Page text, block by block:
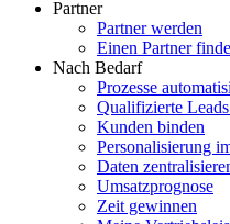
Partner
Partner werden
Einen Partner
Nach Bedarf
Prozesse
Qualifizierte
Kunden binden
Personalisierung
Daten
Umsatzprognose
Zeit gewinnen